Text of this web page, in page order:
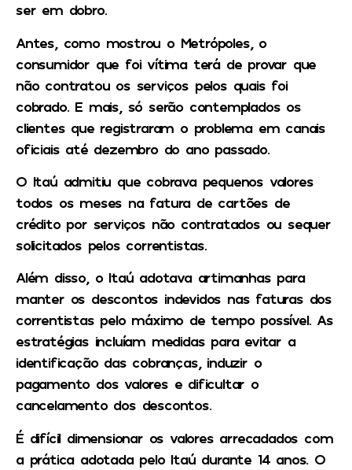
ser em dobro.
Antes, como mostrou o Metrópoles, o
consumidor que foi vítima terá de provar que
não contratou os serviços pelos quais foi
cobrado. E mais, só serão contemplados os
clientes que registraram o problema em canais
oficiais até dezembro do ano passado.
O Itaú admitiu que cobrava pequenos valores
todos os meses na fatura de cartões de
crédito por serviços não contratados ou sequer
solicitados pelos correntistas.
Além disso, o Itaú adotava artimanhas para
manter os descontos indevidos nas faturas dos
correntistas pelo máximo de tempo possível. As
estratégias incluíam medidas para evitar a
identificação das cobranças, induzir o
pagamento dos valores e dificultar o
cancelamento dos descontos.
É difícil dimensionar os valores arrecadados com
a prática adotada pelo Itaú durante 14 anos. O